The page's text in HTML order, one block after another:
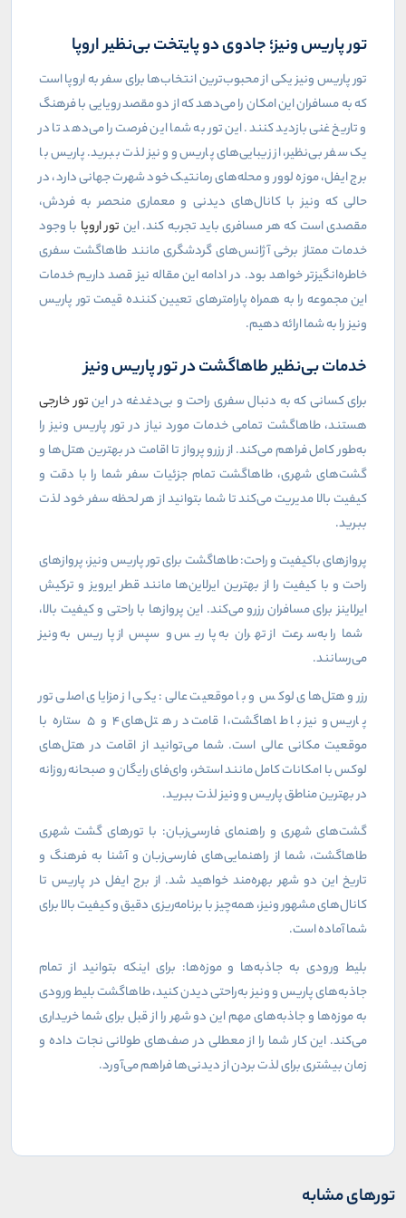
تور پاریس ونیز؛ جادوی دو پایتخت بی‌نظیر اروپا
تور پاریس ونیز یکی از محبوب‌ترین انتخاب‌ها برای سفر به اروپا است
که به مسافران این امکان را می‌دهد که از دو مقصد رویایی با فرهنگ
و تاریخ غنی بازدید کنند. این تور به شما این فرصت را می‌دهد تا در
یک سفر بی‌نظیر، از زیبایی‌های پاریس و ونیز لذت ببرید. پاریس با
برج ایفل، موزه لوور و محله‌های رمانتیک خود شهرت جهانی دارد، در
حالی که ونیز با کانال‌های دیدنی و معماری منحصر به فردش،
مقصدی است که هر مسافری باید تجربه کند. این تور اروپا با وجود
خدمات ممتاز برخی آژانس‌های گردشگری مانند طاهاگشت سفری
خاطره‌انگیزتر خواهد بود. در ادامه این مقاله نیز قصد داریم خدمات
این مجموعه را به همراه پارامترهای تعیین کننده قیمت تور پاریس
ونیز را به شما ارائه دهیم.
خدمات بی‌نظیر طاهاگشت در تور پاریس ونیز
برای کسانی که به دنبال سفری راحت و بی‌دغدغه در اینتور خارجی
هستند، طاهاگشت تمامی خدمات مورد نیاز در تور پاریس ونیز را
به‌طور کامل فراهم می‌کند. از رزرو پرواز تا اقامت در بهترین هتل‌ها و
گشت‌های شهری، طاهاگشت تمام جزئیات سفر شما را با دقت و
کیفیت بالا مدیریت می‌کند تا شما بتوانید از هر لحظه سفر خود لذت
ببرید.
پروازهای باکیفیت و راحت: طاهاگشت برای تور پاریس ونیز، پروازهای
راحت و با کیفیت را از بهترین ایرلاین‌ها مانند قطر ایرویز و ترکیش
ایرلاینز برای مسافران رزرو می‌کند. این پروازها با راحتی و کیفیت بالا،
شما را به‌سرعت از تهران به پاریس و سپس از پاریس به ونیز
می‌رسانند.
رزرو هتل‌های لوکس و با موقعیت عالی: یکی از مزایای اصلی تور
پاریس ونیز با طاهاگشت، اقامت در هتل‌های۴و۵ ستاره با
موقعیت مکانی عالی است. شما می‌توانید از اقامت در هتل‌های
لوکس با امکانات کامل مانند استخر، وای‌فای رایگان و صبحانه روزانه
در بهترین مناطق پاریس و ونیز لذت ببرید.
گشت‌های شهری و راهنمای فارسی‌زبان: با تورهای گشت شهری
طاهاگشت، شما از راهنمایی‌های فارسی‌زبان و آشنا به فرهنگ و
تاریخ این دو شهر بهره‌مند خواهید شد. از برج ایفل در پاریس تا
کانال‌های مشهور ونیز، همه‌چیز با برنامه‌ریزی دقیق و کیفیت بالا برای
شما آماده است.
بلیط ورودی به جاذبه‌ها و موزه‌ها: برای اینکه بتوانید از تمام
جاذبه‌های پاریس و ونیز به‌راحتی دیدن کنید، طاهاگشت بلیط ورودی
به موزه‌ها و جاذبه‌های مهم این دو شهر را از قبل برای شما خریداری
می‌کند. این کار شما را از معطلی در صف‌های طولانی نجات داده و
زمان بیشتری برای لذت بردن از دیدنی‌ها فراهم می‌آورد.
تورهای مشابه